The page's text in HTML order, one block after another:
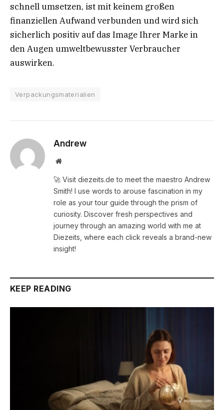
schnell umsetzen, ist mit keinem großen
finanziellen Aufwand verbunden und wird sich
sicherlich positiv auf das Image Ihrer Marke in
den Augen umweltbewusster Verbraucher
auswirken.
Verpackungsmaterialien
Andrew
Website
🚀 Visit diezeits.de to meet the maestro Andrew
Smith! I use words to arouse fascination in my
role as your tour guide through the prism of
curiosity. Discover fresh perspectives and
journey through an amazing world with me at
Diezeits, where each click reveals a brand-new
insight!
KEEP READING